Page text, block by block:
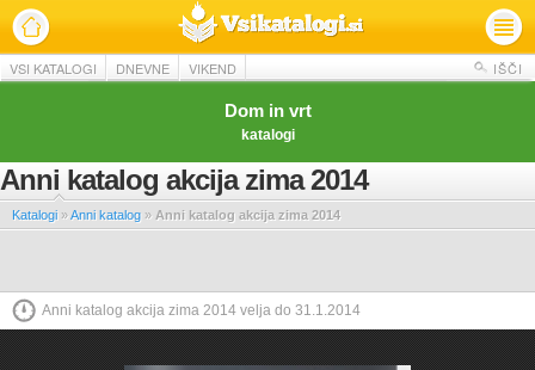
VSI KATALOGI DNEVNE VIKEND IŠČI
Dom in vrt
katalogi
Anni katalog akcija zima 2014
Katalogi »Anni katalog » Anni katalog akcija zima 2014
Anni katalog akcija zima 2014 velja do 31.1.2014